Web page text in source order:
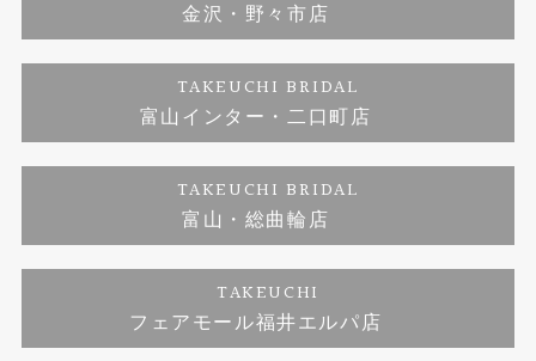
ジュエリーリフォーム
福井指輪工房｜手作りペアリング
福井指輪工房｜手作り結婚指輪 and 婚約指輪
福井工房｜手作り婚約指輪プロポーズプラン
プライバシーポリシー金沢・野々市店
TAKEUCHI BRIDAL
富山インター・二口町店
TAKEUCHI BRIDAL
富山・総曲輪店
TAKEUCHI
フェアモール福井エルパ店